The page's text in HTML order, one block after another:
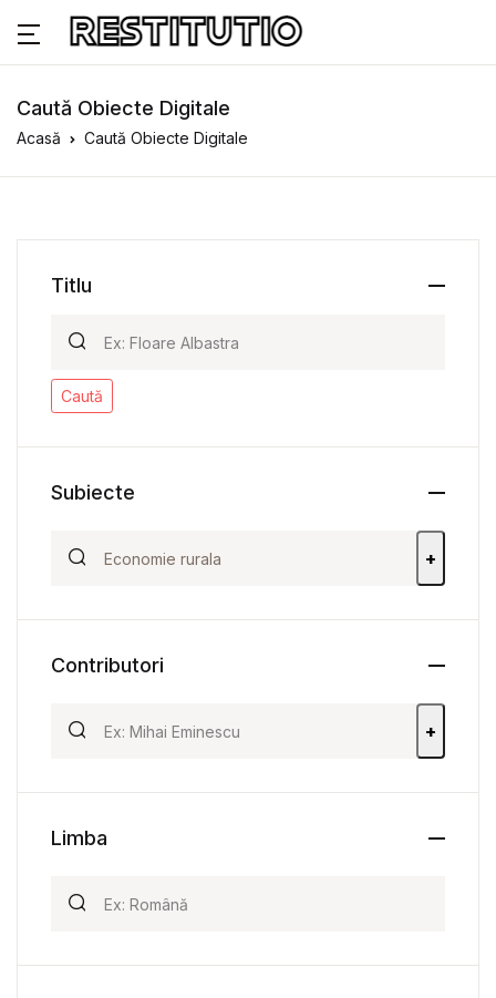
Caută Obiecte Digitale
Acasă Caută Obiecte Digitale
Titlu
Caută
Subiecte
+
Contributori
+
Limba